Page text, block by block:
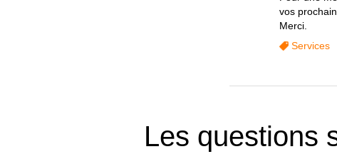
vos
Merci.
Services
Les questions